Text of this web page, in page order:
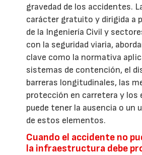
gravedad de los accidentes.
carácter gratuito y dirigida a
de la Ingeniería Civil y
con la seguridad viaria,
clave como la normativa
sistemas de contención, el
barreras longitudinales, las
protección en carretera y los
puede tener la ausencia o un
de estos elementos.
Cuando el accidente no
la infraestructura debe